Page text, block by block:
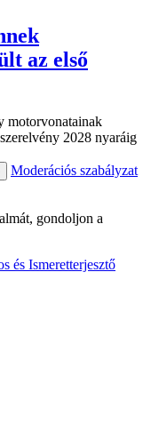
az első
motorvonatainak
2028 nyaráig
Moderációs szabályzat
gondoljon a
és Ismeretterjesztő